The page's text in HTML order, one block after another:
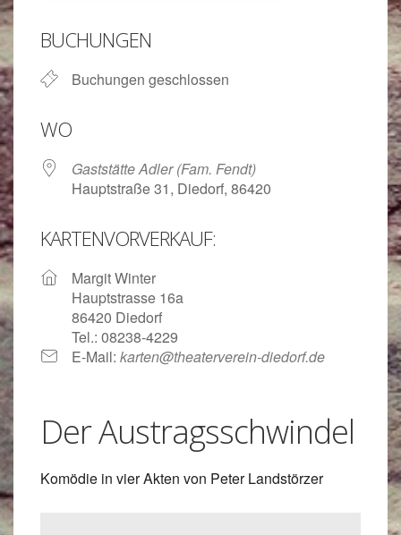
Google
BUCHUNGEN
Buchungen geschlossen
WO
Gaststätte Adler (Fam. Fendt)
Hauptstraße 31, Diedorf, 86420
KARTENVORVERKAUF:
Margit Winter
Hauptstrasse 16a
86420 Diedorf
Tel.: 08238-4229
E-Mail: karten@theaterverein-diedorf.de
Der Austragsschwindel
Komödie in vier Akten von Peter Landstörzer